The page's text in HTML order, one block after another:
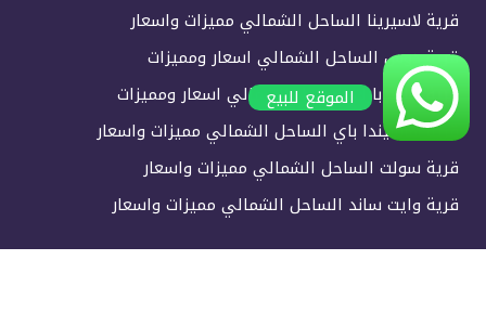
قرية لاسيرينا الساحل الشمالي مميزات واسعار
قرية دوس الساحل الشمالي اسعار ومميزات
قرية هايد بارك الساحل الشمالي اسعار ومميزات
قرية هاسيندا باي الساحل الشمالي مميزات واسعار
قرية سولت الساحل الشمالي مميزات واسعار
قرية وايت ساند الساحل الشمالي مميزات واسعار
الموقع للبيع